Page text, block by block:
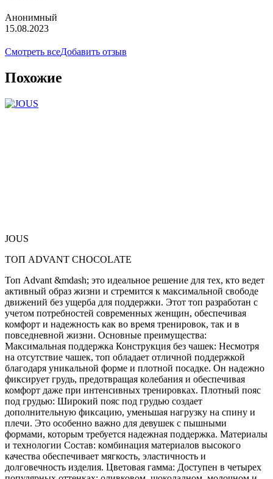
Анонимный
15.08.2023
Смотреть всеДобавить отзыв
Похожие
JOUS
ТОП ADVANT CHOCOLATE
Топ Advant &mdash; это идеальное решение для тех, кто ведет
активный образ жизни и стремится к максимальной свободе
движений без ущерба для поддержки. Этот топ разработан с
учетом потребностей современных женщин, обеспечивая
комфорт и надежность как во время тренировок, так и в
повседневной жизни. Основные преимущества:
Максимальная поддержка Конструкция без чашек: Несмотря
на отсутствие чашек, топ обладает отличной поддержкой
благодаря уникальной форме и плотной посадке. Он надежно
фиксирует грудь, предотвращая колебания и обеспечивая
комфорт даже при интенсивных тренировках. Плотный пояс
под грудью: Широкий пояс под грудью создает
дополнительную фиксацию, уменьшая нагрузку на спину и
плечи. Это особенно важно для девушек с пышными
формами, которым требуется надежная поддержка. Материалы
и технологии Состав: комбинация материалов высокого
качества обеспечивает мягкость, эластичность и
долговечность изделия. Цветовая гамма: Доступен в четырех